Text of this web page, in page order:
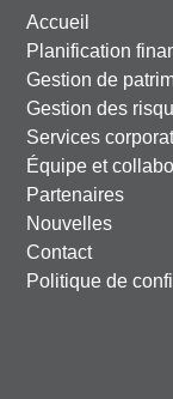
Accueil
Planification
Gestion de
Gestion des
Services
Équipe et
Partenaires
Nouvelles
Contact
Politique de